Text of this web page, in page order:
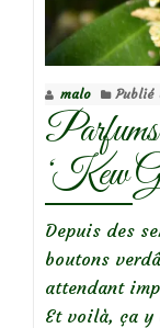
malo
‘Kew
Depuis des
boutons
attendant
Et voilà, ça y